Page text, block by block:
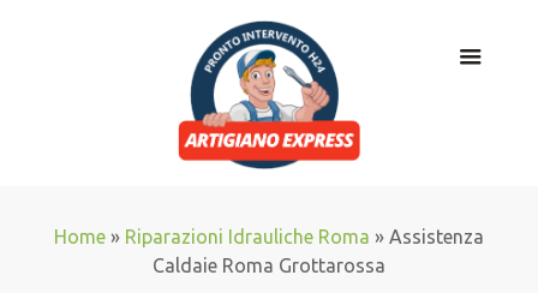
Home » Riparazioni Idrauliche Roma » Assistenza
Caldaie Roma Grottarossa